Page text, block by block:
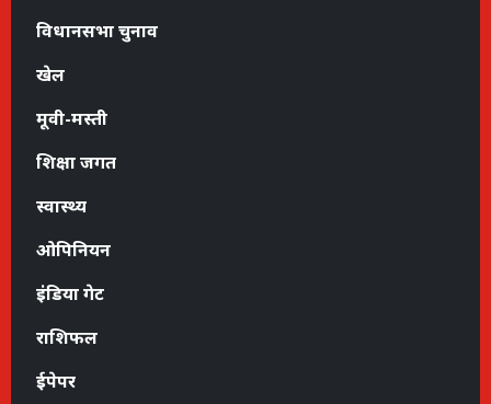
विधानसभा चुनाव
खेल
मूवी-मस्ती
शिक्षा जगत
स्वास्थ्य
ओपिनियन
इंडिया गेट
राशिफल
ईपेपर